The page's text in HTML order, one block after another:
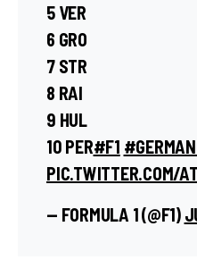
5 VER
6 GRO
7 STR
8 RAI
9 HUL
10 PER#F1
PIC.TWITTER.COM/
— FORMULA 1 (@F1)